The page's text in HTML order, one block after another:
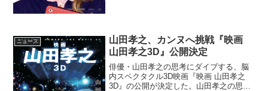
ニュース
山田孝之、カンヌへ挑戦『映画
山田孝之3D』公開決定
俳優・山田孝之の思考にダイブする、脳
内スペクタクル3D映画『映画 山田孝之
3D』の公開が決定した。山田孝之の思考